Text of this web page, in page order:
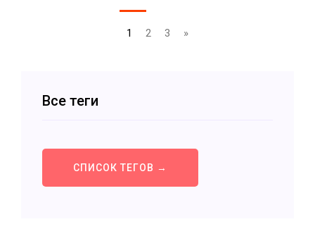
1 2 3 »
Все теги
СПИСОК ТЕГОВ →